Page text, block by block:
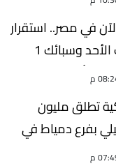
في مصر.. استقرار
ختام تعاملات الأحد وسبائك 1
تطلق مليون
بفرع دمياط في